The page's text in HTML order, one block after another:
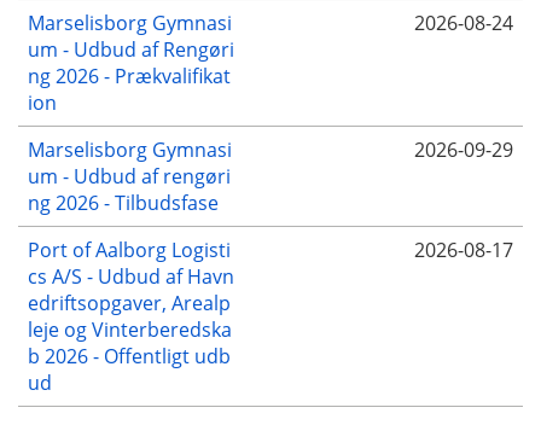
Marselisborg Gymnasi
um - Udbud af Rengøri
ng 2026 - Prækvalifikat
ion
2026-08-24
Marselisborg Gymnasi
um - Udbud af rengøri
ng 2026 - Tilbudsfase
2026-09-29
Port of Aalborg Logisti
cs A/S - Udbud af Havn
edriftsopgaver, Arealp
leje og Vinterberedska
b 2026 - Offentligt udb
ud
2026-08-17